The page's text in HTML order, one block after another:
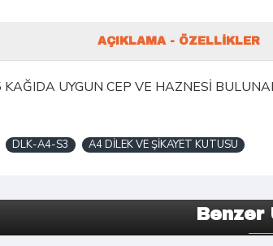
AÇIKLAMA - ÖZELLIKLER
UYGUN CEP VE HAZNESİ
DLK-A4-S3 A4 DİLEK VE ŞİKAYET KUTUSU
Benzer